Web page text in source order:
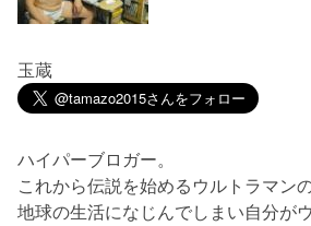
玉蔵
ハイパーブロガー。
これから伝説を始めるウルトラマン
地球の生活になじんでしまい自分が